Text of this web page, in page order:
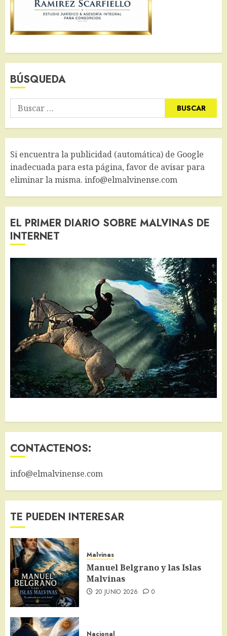
BÚSQUEDA
Buscar:
Si encuentra la publicidad (automática) de Google
inadecuada para esta página, favor de avisar para
eliminar la misma. info@elmalvinense.com
EL PRIMER DIARIO SOBRE MALVINAS DE
INTERNET
CONTACTENOS:
info@elmalvinense.com
TE PUEDEN INTERESAR
Malvinas
Manuel Belgrano y las Islas
Malvinas
20 JUNIO 2026 0
Nacional